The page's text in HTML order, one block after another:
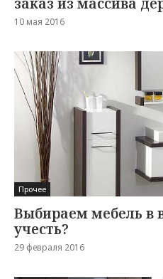
10 мая 2016
Прочее
Выбираем мебель в
учесть?
29 февраля 2016